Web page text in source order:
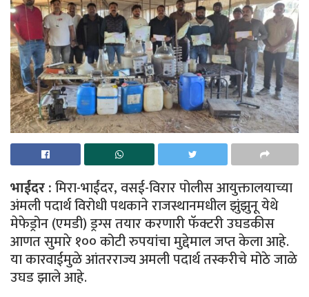
भाईंदर :मिरा-भाईंदर, वसई-विरार पोलीस आयुक्तालयाच्या
अंमली पदार्थ विरोधी पथकाने राजस्थानमधील झुंझुनू येथे
मेफेड्रोन (एमडी) ड्रग्स तयार करणारी फॅक्टरी उघडकीस
आणत सुमारे १०० कोटी रुपयांचा मुद्देमाल जप्त केला आहे.
या कारवाईमुळे आंतरराज्य अमली पदार्थ तस्करीचे मोठे जाळे
उघड झाले आहे.